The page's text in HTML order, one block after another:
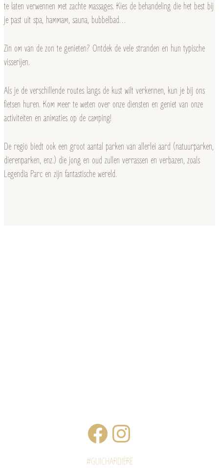
te laten verwennen met zachte massages. Kies de behandeling die het best bij
je past uit spa, hammam, sauna, bubbelbad…
Zin om van de zon te genieten? Ontdek de vele stranden en hun typische
visserijen.
Als je de verschillende routes langs de kust wilt verkennen, kun je bij ons
fietsen huren. Kom meer te weten over onze diensten en geniet van onze
activiteiten en animaties op de camping!
De regio biedt ook een groot aantal parken van allerlei aard (natuurparken,
dierenparken, enz.) die jong en oud zullen verrassen en verbazen, zoals
Legendia Parc en zijn fantastische wereld.
#GUICHARDIÈRE